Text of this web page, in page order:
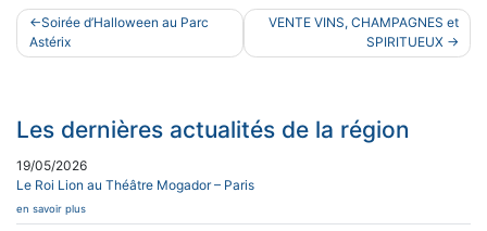
Navigation
de
Soirée d’Halloween au Parc
Astérix
VENTE VINS, CHAMPAGNES et
SPIRITUEUX
Les dernières actualités de la région
19/05/2026
Le Roi Lion au Théâtre Mogador – Paris
en savoir plus